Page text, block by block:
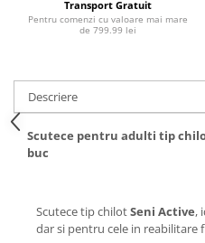
Bucatarii copii
Casute de papusi si mobilier
Cuburi si caramizi
Elicoptere, avioane si nave de
jucarie
Frumusete, bijuterii si
fetite
Transport Gratuit
Pentru comenzi cu valoare mai mare
de 799.99 lei
Descriere
Scutece pentru adulti tip
buc
Scutece tip chilotSeni Active,
dar si pentru cele in reabilitare